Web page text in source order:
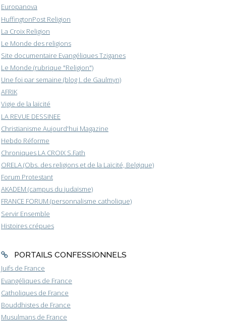
Europanova
HuffingtonPost Religion
La Croix Religion
Le Monde des religions
Site documentaire Evangéliques Tziganes
Le Monde (rubrique "Religion")
Une foi par semaine (blog I. de Gaulmyn)
AFRIK
Vigie de la laïcité
LA REVUE DESSINEE
Christianisme Aujourd'hui Magazine
Hebdo Réforme
Chroniques LA CROIX S.Fath
ORELA (Obs. des religions et de la Laïcité, Belgique)
Forum Protestant
AKADEM (campus du judaïsme)
FRANCE FORUM (personnalisme catholique)
Servir Ensemble
Histoires crépues
PORTAILS CONFESSIONNELS
Juifs de France
Evangéliques de France
Catholiques de France
Bouddhistes de France
Musulmans de France